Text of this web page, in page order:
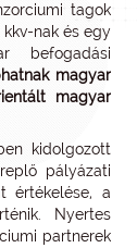
tagok
nak és egy
befogadási
magyar
magyar
kidolgozott
pályázati
értékelése, a
Nyertes
partnerek